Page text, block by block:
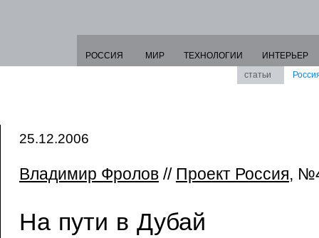
РОССИЯ МИР ТЕХНОЛОГИИ
ИНТЕРЬЕР
статьи
25.12.2006
Владимир Фролов // Проект Россия,
На пути в Дубай